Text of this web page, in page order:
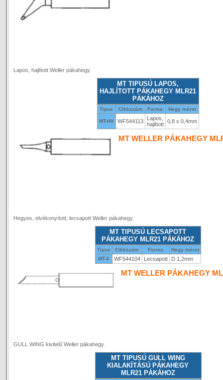
Lapos, hajlított Weller pákahegy.
MT TIPUSÚ LAPOS,
HAJLÍTOTT PÁKAHEGY MLR21
PÁKÁHOZ
Tipus Cikkszám Forma Hegy méret
MT-HX WF544113
Lapos,
hajlított 0,8 x 0,4mm
MT WELLER PÁKAHEGY
Hegyes, elvékonyított, lecsapott Weller pákahegy.
MT TIPUSÚ LECSAPOTT
PÁKAHEGY MLR21 PÁKÁHOZ
Tipus Cikkszám Forma
Hegy méret
MT-4
WF544104 Lecsapott D 1,2mm
MT WELLER PÁKAHEGY
GULL WING kivitelű Weller pákahegy.
MT TIPUSÚ GULL WING
KIALAKÍTÁSÚ PÁKAHEGY
MLR21 PÁKÁHOZ